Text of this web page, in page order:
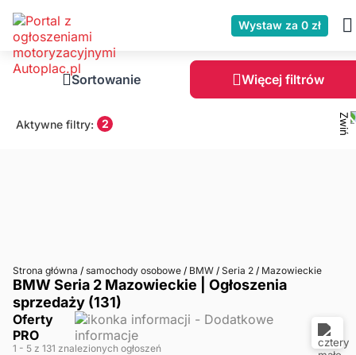
Wystaw za 0 zł
Sortowanie Więcej filtrów
Aktywne filtry: 2
Strona główna / samochody osobowe / BMW / Seria 2 / Mazowieckie
BMW Seria 2 Mazowieckie | Ogłoszenia
sprzedaży (131)
Oferty
PRO
1 - 5 z 131 znalezionych ogłoszeń